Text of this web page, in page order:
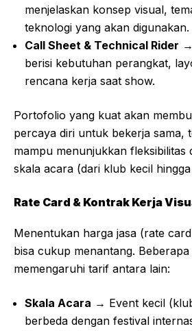
menjelaskan konsep visual,
teknologi yang akan digunakan.
Call Sheet & Technical Rider
berisi kebutuhan perangkat,
rencana kerja saat show.
Portofolio yang kuat akan
percaya diri untuk bekerja sama,
mampu menunjukkan fleksibilitas
skala acara (dari klub kecil
Rate Card & Kontrak Kerja
Menentukan harga jasa (rate
bisa cukup menantang.
memengaruhi tarif antara lain:
Skala Acara → Event kecil
berbeda dengan festival